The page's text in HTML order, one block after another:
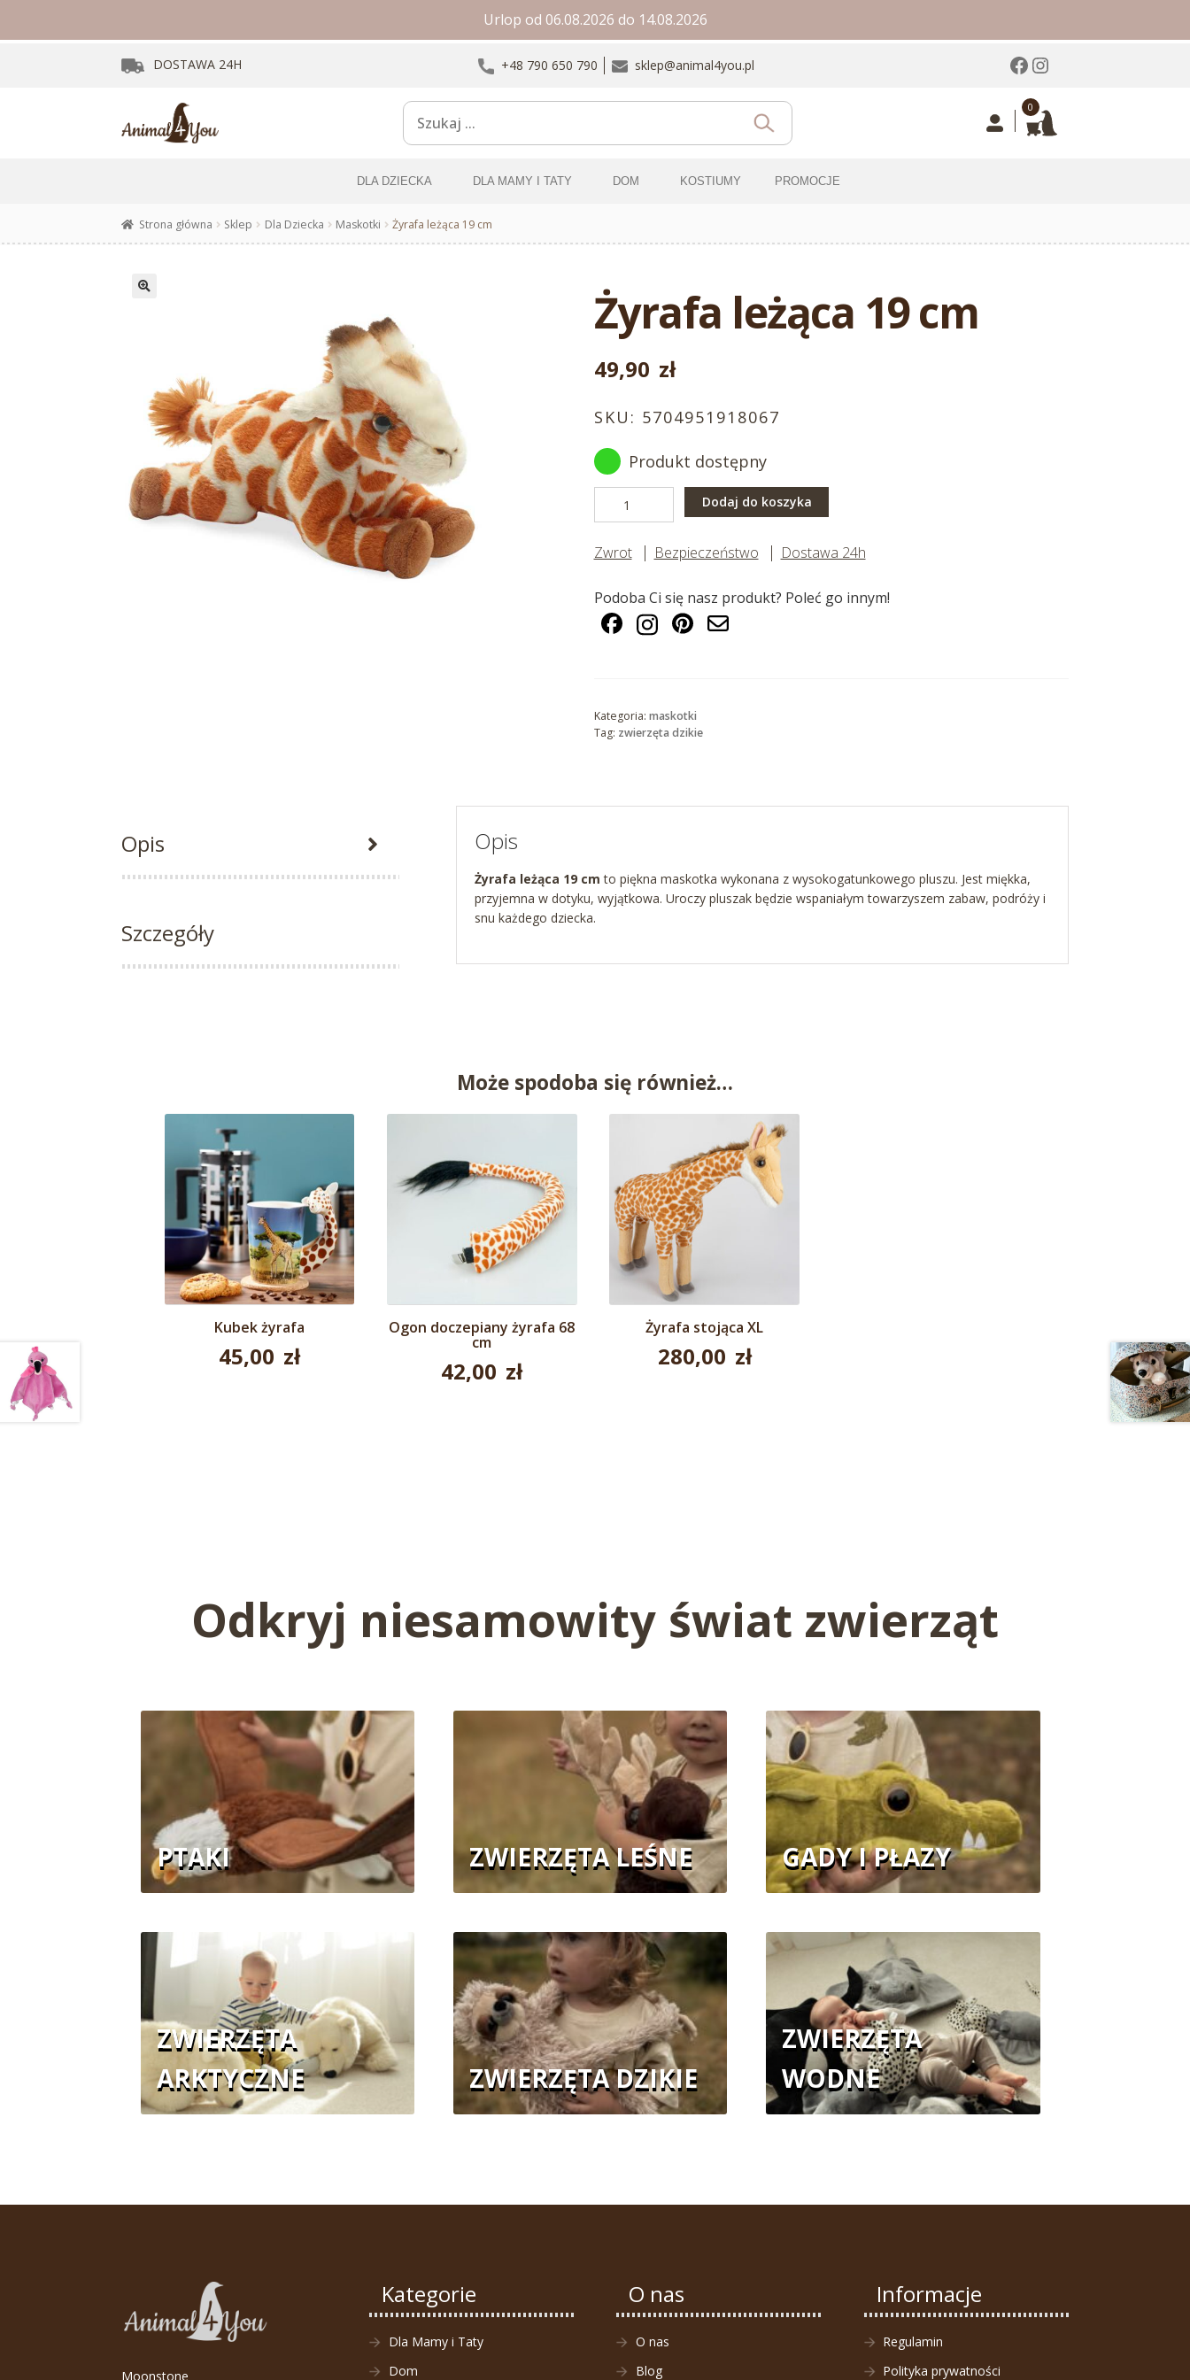
Urlop od 06.08.2026 do 14.08.2026
DOSTAWA 24H +48 790 650 790 sklep@animal4you.pl Facebook
Instagram
0
DLA DZIECKA DLA MAMY I TATY DOM KOSTIUMY PROMOCJE
Strona główna Sklep Dla Dziecka Maskotki Żyrafa leżąca 19 cm
Żyrafa leżąca 19 cm
49,90 zł
SKU: 5704951918067
Produkt dostępny
Żyrafa
19
Dodaj do koszyka
Zwrot Bezpieczeństwo Dostawa 24h
Podoba Ci się nasz produkt? Poleć go innym!
Kategoria: maskotki
Tag: zwierzęta dzikie
Opis
Szczegóły
Opis
Żyrafa leżąca 19 cm to piękna maskotka wykonana z wysokogatunkowego pluszu. Jest miękka,
przyjemna w dotyku, wyjątkowa. Uroczy pluszak będzie wspaniałym towarzyszem zabaw, podróży i
snu każdego dziecka.
Może spodoba się również…
Kubek żyrafa
45,00 zł
Ogon doczepiany żyrafa 68
cm
42,00 zł
Żyrafa stojąca XL
280,00 zł
Odkryj niesamowity świat zwierząt
PTAKI ZWIERZĘTA LEŚNE GADY I PŁAZY
ZWIERZĘTA
ARKTYCZNE
ZWIERZĘTA DZIKIE
ZWIERZĘTA
WODNE
Moonstone
Kategorie
Dla Mamy i Taty
Dom
O nas
O nas
Blog
Informacje
Regulamin
Polityka prywatności